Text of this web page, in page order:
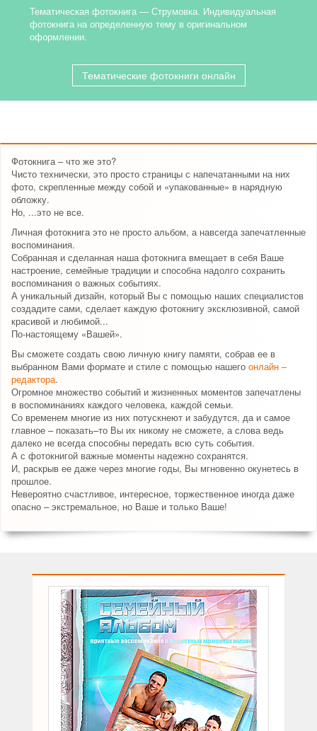
Тематическая фотокнига — Струмовка. Индивидуальная
фотокнига на определенную тему в оригинальном
оформлении.
Тематические фотокниги онлайн
Фотокнига – что же это?
Чисто технически, это просто страницы с напечатанными на них
фото, скрепленные между собой и «упакованные» в нарядную
обложку.
Но, ...это не все.
Личная фотокнига это не просто альбом, а навсегда запечатленные
воспоминания.
Собранная и сделанная наша фотокнига вмещает в себя Ваше
настроение, семейные традиции и способна надолго сохранить
воспоминания о важных событиях.
А уникальный дизайн, который Вы с помощью наших специалистов
создадите сами, сделает каждую фотокнигу эксклюзивной, самой
красивой и любимой...
По-настоящему «Вашей».
Вы сможете создать свою личную книгу памяти, собрав ее в
выбранном Вами формате и стиле с помощью нашего онлайн –
редактора.
Огромное множество событий и жизненных моментов запечатлены
в воспоминаниях каждого человека, каждой семьи.
Со временем многие из них потускнеют и забудутся, да и самое
главное – показать–то Вы их никому не сможете, а слова ведь
далеко не всегда способны передать всю суть события.
А с фотокнигой важные моменты надежно сохранятся.
И, раскрыв ее даже через многие годы, Вы мгновенно окунетесь в
прошлое.
Невероятно счастливое, интересное, торжественное иногда даже
опасно – экстремальное, но Ваше и только Ваше!